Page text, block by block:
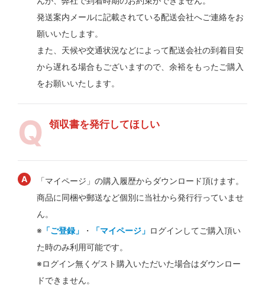
発送案内メールに記載されている配送会社へご連絡をお
願いいたします。
また、天候や交通状況などによって配送会社の到着目安
から遅れる場合もございますので、余裕をもったご購入
をお願いいたします。
領収書を発行してほしい
「マイページ」の購入履歴からダウンロード頂けます。
商品に同梱や郵送など個別に当社から発行行っていませ
ん。
※ 「ご登録」 ・ 「マイページ」 ログインしてご購入頂い
た時のみ利用可能です。
※ログイン無くゲスト購入いただいた場合はダウンロー
ドできません。